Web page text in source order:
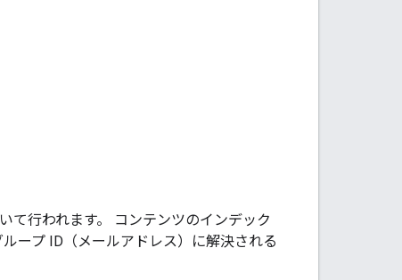
て行われます。 コンテンツのインデック
ープ ID（メールアドレス）に解決される